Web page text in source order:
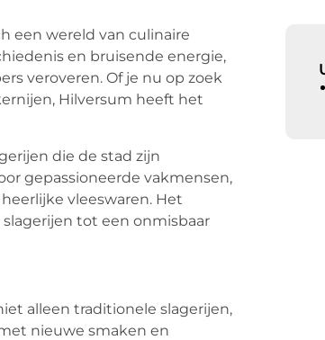
een wereld van culinaire
en bruisende energie,
veroveren. Of je nu op zoek
Hilversum heeft het
die de stad zijn
gepassioneerde vakmensen,
vleeswaren. Het
tot een onmisbaar
alleen traditionele slagerijen,
nieuwe smaken en